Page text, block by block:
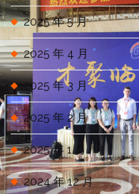
2025 年 5 月
2025 年 4 月
2025 年 3 月
2025 年 2 月
2025 年 1 月
2024 年 12 月